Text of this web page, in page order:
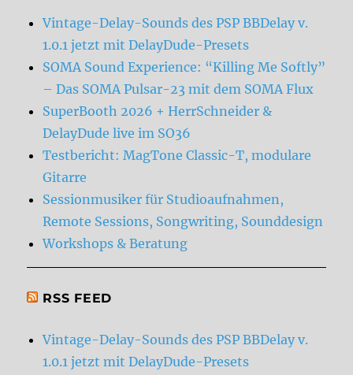
Vintage-Delay-Sounds des PSP BBDelay v.
1.0.1 jetzt mit DelayDude-Presets
SOMA Sound Experience: “Killing Me Softly”
– Das SOMA Pulsar-23 mit dem SOMA Flux
SuperBooth 2026 + HerrSchneider &
DelayDude live im SO36
Testbericht: MagTone Classic-T, modulare
Gitarre
Sessionmusiker für Studioaufnahmen,
Remote Sessions, Songwriting, Sounddesign
Workshops & Beratung
RSS FEED
Vintage-Delay-Sounds des PSP BBDelay v.
1.0.1 jetzt mit DelayDude-Presets